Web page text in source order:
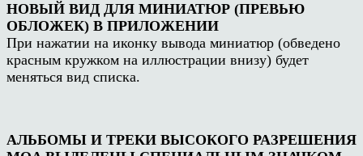
НОВЫЙ ВИД ДЛЯ МИНИАТЮР (ПРЕВЬЮ
ОБЛОЖЕК) В ПРИЛОЖЕНИИ
При нажатии на иконку вывода миниатюр (обведено
красным кружком на иллюстрации внизу) будет
меняться вид списка.
АЛЬБОМЫ И ТРЕКИ ВЫСОКОГО РАЗРЕШЕНИЯ